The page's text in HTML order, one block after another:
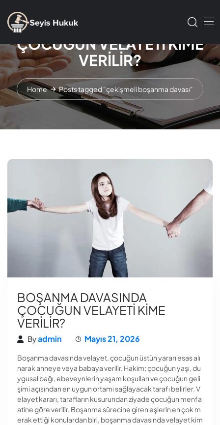
BOŞANMA DAVASINDA
ÇOCUĞUN VELAYETİ KİME
VERİLİR?
Home Posts tagged "çekişmeli boşanma davası"
BOŞANMA DAVASINDA
ÇOCUĞUN VELAYETİ KİME
VERİLİR?
Byadmin Mayıs 21, 2026
Boşanma davasında velayet, çocuğun üstün yararı esas alı
narak anneye veya babaya verilir. Hakim; çocuğun yaşı, du
ygusal bağı, ebeveynlerin yaşam koşulları ve çocuğun geli
şimi açısından en uygun ortamı sağlayacak tarafı belirler. V
elayet kararı, tarafların kusurundan ziyade çocuğun menfa
atine göre verilir. Boşanma sürecine giren eşlerin en çok m
erak ettiği konulardan biri, boşanma davasında velayet kim